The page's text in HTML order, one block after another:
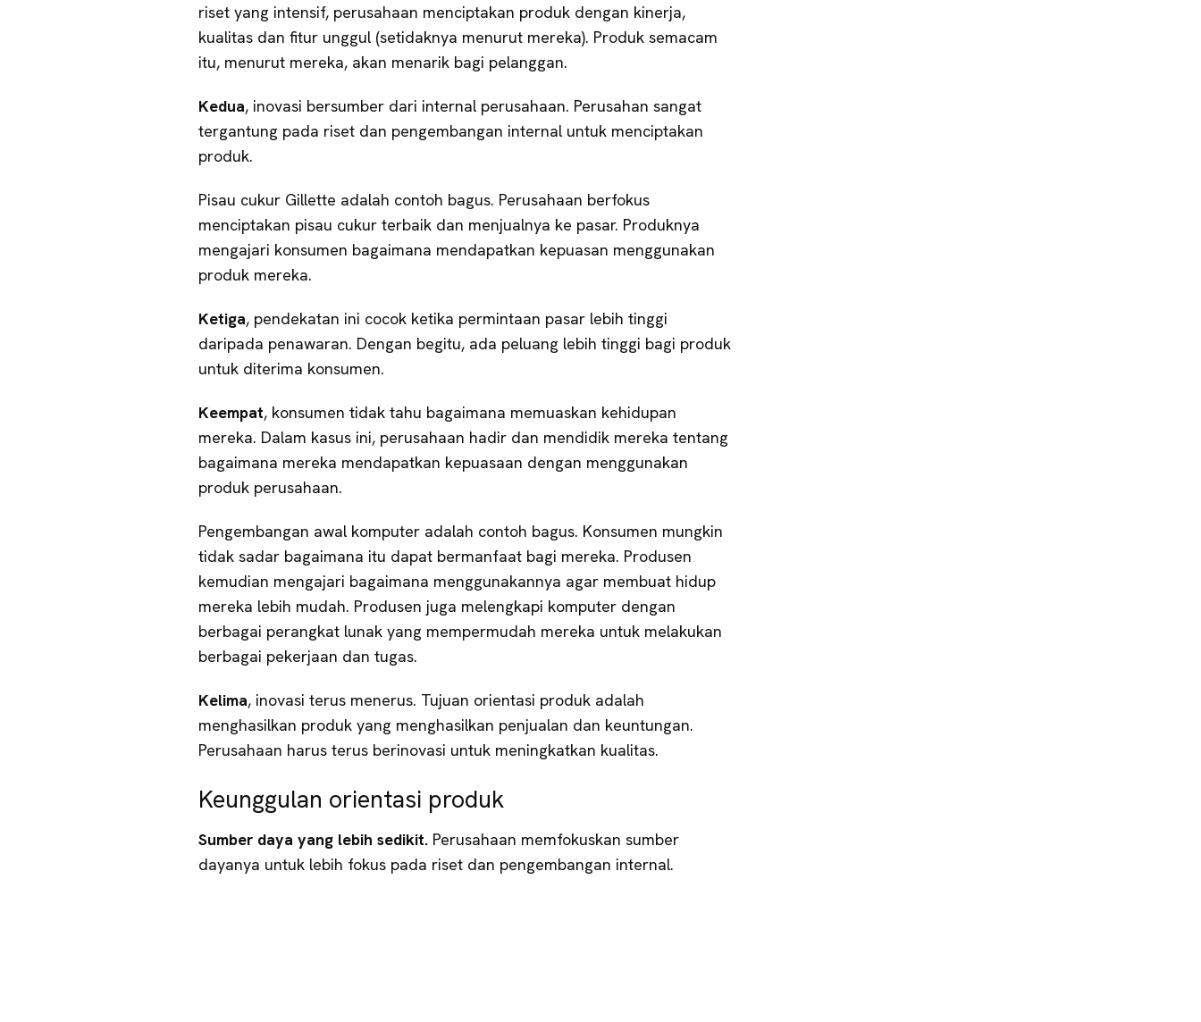
riset yang intensif, perusahaan menciptakan produk dengan kinerja,
kualitas dan fitur unggul (setidaknya menurut mereka). Produk semacam
itu, menurut mereka, akan menarik bagi pelanggan.
Kedua, inovasi bersumber dari internal perusahaan. Perusahan sangat
tergantung pada riset dan pengembangan internal untuk menciptakan
produk.
Pisau cukur Gillette adalah contoh bagus. Perusahaan berfokus
menciptakan pisau cukur terbaik dan menjualnya ke pasar. Produknya
mengajari konsumen bagaimana mendapatkan kepuasan menggunakan
produk mereka.
Ketiga, pendekatan ini cocok ketika permintaan pasar lebih tinggi
daripada penawaran. Dengan begitu, ada peluang lebih tinggi bagi produk
untuk diterima konsumen.
Keempat, konsumen tidak tahu bagaimana memuaskan kehidupan
mereka. Dalam kasus ini, perusahaan hadir dan mendidik mereka tentang
bagaimana mereka mendapatkan kepuasaan dengan menggunakan
produk perusahaan.
Pengembangan awal komputer adalah contoh bagus. Konsumen mungkin
tidak sadar bagaimana itu dapat bermanfaat bagi mereka. Produsen
kemudian mengajari bagaimana menggunakannya agar membuat hidup
mereka lebih mudah. Produsen juga melengkapi komputer dengan
berbagai perangkat lunak yang mempermudah mereka untuk melakukan
berbagai pekerjaan dan tugas.
Kelima, inovasi terus menerus. Tujuan orientasi produk adalah
menghasilkan produk yang menghasilkan penjualan dan keuntungan.
Perusahaan harus terus berinovasi untuk meningkatkan kualitas.
Keunggulan orientasi produk
Sumber daya yang lebih sedikit. Perusahaan memfokuskan sumber
dayanya untuk lebih fokus pada riset dan pengembangan internal.